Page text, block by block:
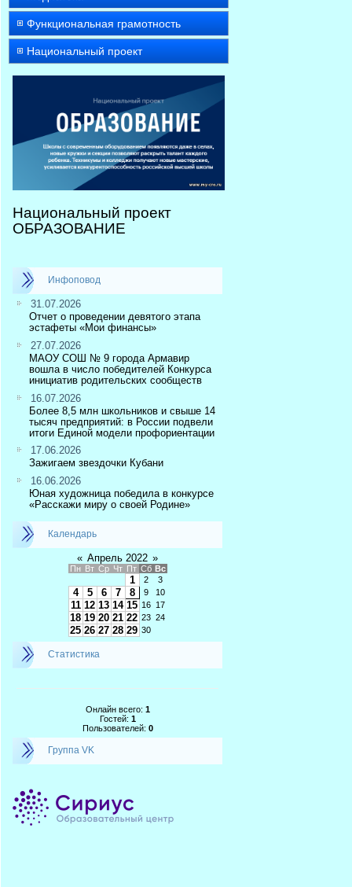
Функциональная грамотность
Национальный проект
Национальный проект
ОБРАЗОВАНИЕ
Инфоповод
31.07.2026
Отчет о проведении девятого этапа
эстафеты «Мои финансы»
27.07.2026
МАОУ СОШ № 9 города Армавир
вошла в число победителей Конкурса
инициатив родительских сообществ
16.07.2026
Более 8,5 млн школьников и свыше 14
тысяч предприятий: в России подвели
итоги Единой модели профориентации
17.06.2026
Зажигаем звездочки Кубани
16.06.2026
Юная художница победила в конкурсе
«Расскажи миру о своей Родине»
Календарь
« Апрель 2022 »
Пн Вт Ср Чт Пт Сб Вс
1 2 3
4 5 6 7 8 9 10
11 12 13 14 15 16 17
18 19 20 21 22 23 24
25 26 27 28 29 30
Статистика
Онлайн всего: 1
Гостей: 1
Пользователей: 0
Группа VK